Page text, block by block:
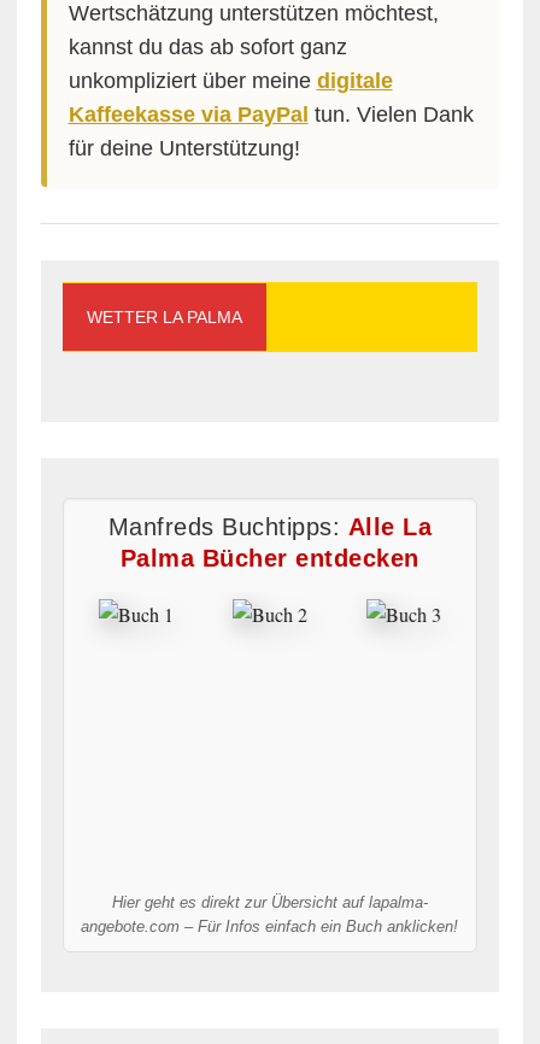
Wertschätzung unterstützen möchtest,
kannst du das ab sofort ganz
unkompliziert über meine digitale
Kaffeekasse via PayPal tun. Vielen Dank
für deine Unterstützung!
WETTER LA PALMA
Manfreds Buchtipps: Alle La
Palma Bücher entdecken
Hier geht es direkt zur Übersicht auf lapalma-
angebote.com – Für Infos einfach ein Buch anklicken!